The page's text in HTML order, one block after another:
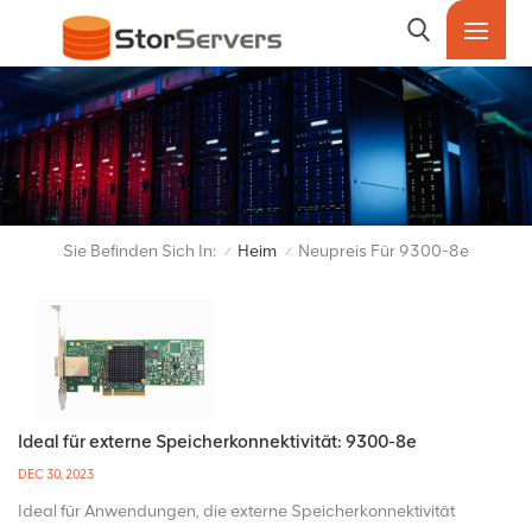
Sie Befinden Sich In: / Heim / Neupreis Für 9300-8e
Ideal für externe Speicherkonnektivität: 9300-8e
DEC 30, 2023
Ideal für Anwendungen, die externe Speicherkonnektivität